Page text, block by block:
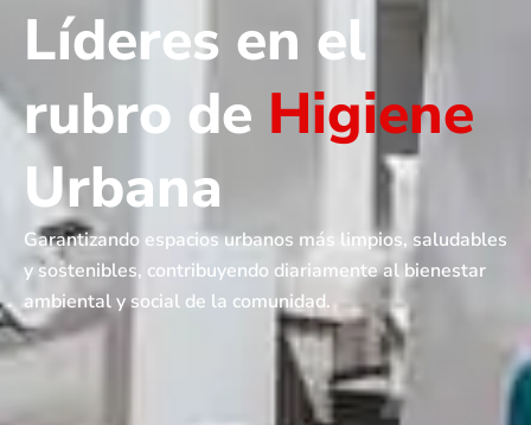
Líderes en el
rubro de Higiene
Urbana
Garantizando espacios urbanos más limpios, saludables
y sostenibles, contribuyendo diariamente al bienestar
ambiental y social de la comunidad.